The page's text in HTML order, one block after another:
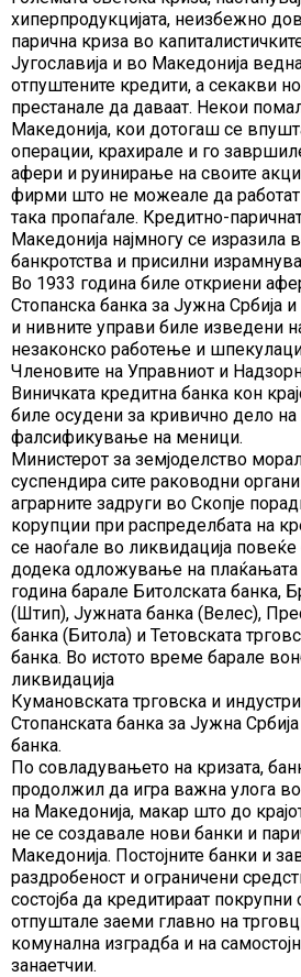
хиперпродукцијата, неизбежно
парична криза во
Југославија и во Македонија
отпуштените кредити, а секакви
престанале да даваат. Некои
Македонија, кои дотогаш се
операции, крахирале и го
афери и руинирање на своите
фирми што не можеале да работат
така пропаѓале. Кредитно-
Македонија најмногу се изразила
банкротства и присилни
Во 1933 година биле откриени
Стопанска банка за Јужна Србија
и нивните управи биле изведени
незаконско работење и
Членовите на Управниот и
Виничката кредитна банка кон
биле осудени за кривично дело
фалсификување на меници.
Министерот за земјоделство
суспендира сите раководни органи
аграрните задруги во Скопје
корупции при распределбата на
се наоѓале во ликвидација
додека одложување на плаќањата
година барале Битолската банка,
(Штип), Јужната банка (Велес),
банка (Битола) и Тетовската
банка. Во истото време барале
ликвидација
Кумановската трговска и
Стопанската банка за Јужна
банка.
По совладувањето на кризата,
продолжил да игра важна улога
на Македонија, макар што до
не се создавале нови банки и
Македонија. Постојните банки и
раздробеност и ограничени
состојба да кредитираат покрупни
отпуштале заеми главно на
комунална изградба и на
занаетчии.